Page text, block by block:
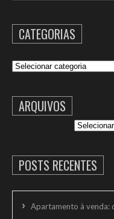
CATEGORIAS
Categorias
ARQUIVOS
POSTS RECENTES
Apartamento à venda: